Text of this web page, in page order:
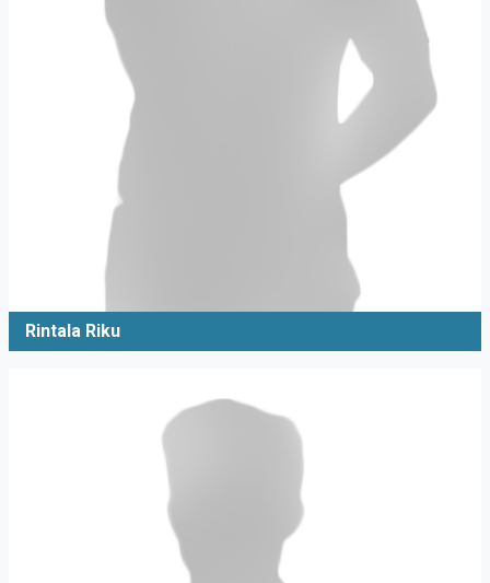
Rintala Riku